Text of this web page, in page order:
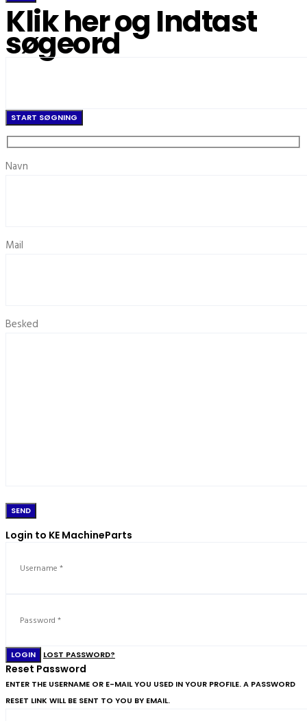
Klik her og Indtast
søgeord
Navn
Mail
Besked
Login to KE MachineParts
LOGIN LOST PASSWORD?
Reset Password
ENTER THE USERNAME OR E-MAIL YOU USED IN YOUR PROFILE. A PASSWORD
RESET LINK WILL BE SENT TO YOU BY EMAIL.